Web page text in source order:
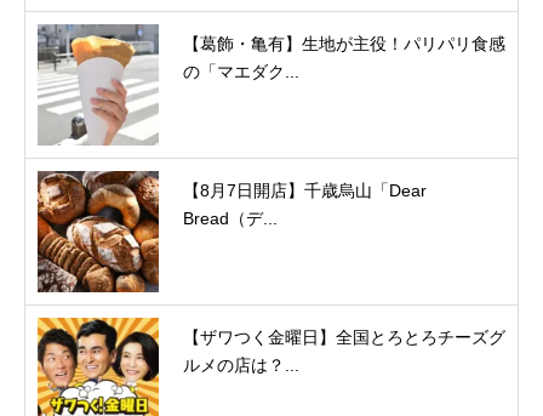
【葛飾・亀有】生地が主役！パリパリ食感
の「マエダク...
【8月7日開店】千歳烏山「Dear
Bread（デ...
【ザワつく金曜日】全国とろとろチーズグ
ルメの店は？...